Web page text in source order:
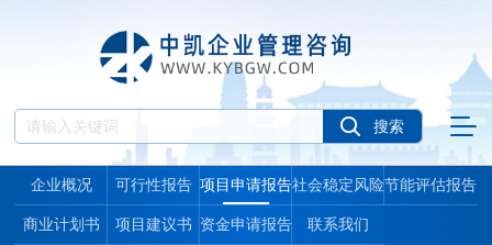
企业概况 可行性报告 项目申请报告社会稳定风险
报告
节能评估报告
商业计划书 项目建议书 资金申请报告 联系我们